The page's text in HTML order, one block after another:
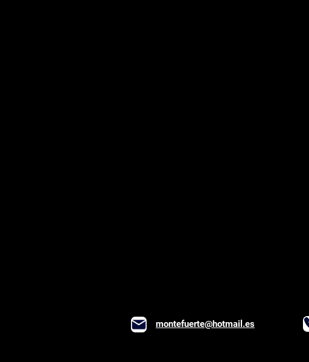
montefuerte@hotmail.es